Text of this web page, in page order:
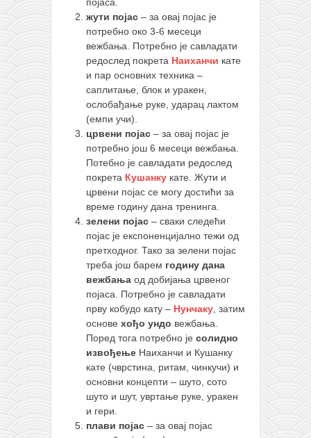
жути појас – за овај појас је
потребно око 3-6 месеци
вежбања. Потребно је савладати
редослед покрета Наиханчи кате
и пар основних техника –
саплитање, блок и уракен,
ослобађање руке, ударац лактом
(емпи учи).
црвени појас – за овај појас је
потребно још 6 месеци вежбања.
Потебно је савладати редослед
покрета Кушанку кате. Жути и
црвени појас се могу достићи за
време годину дана тренинга.
зелени појас – сваки следећи
појас је експоненцијално тежи од
претходног. Тако за зелени појас
треба још барем годину дана
вежбања од добијања црвеног
појаса. Потребно је савладати
прву кобудо кату – Нунчаку , затим
основе хођо ундо вежбања.
Поред тога потребно је солидно
извођење Наиханчи и Кушанку
кате (чврстина, ритам, чинкучи) и
основни концепти – шуто, сото
шуто и шут, увртање руке, уракен
и гери.
плави појас – за овај појас